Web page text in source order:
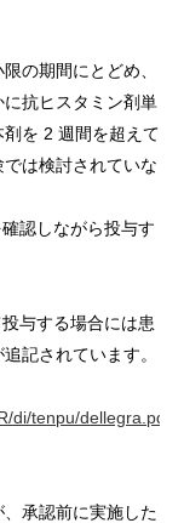
の期間にとどめ、
抗ヒスタミン剤単
を 2 週間を超えて
は検討されていな
認しながら投与す
与する場合には患
記されています。
di/tenpu/dellegra.pdf
承認前に実施した